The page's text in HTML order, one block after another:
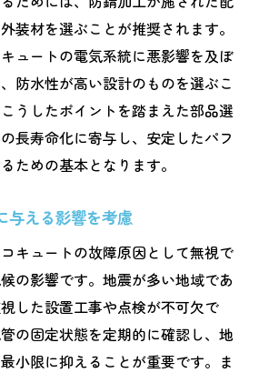
装材を選ぶことが推奨されます。
ュートの電気系統に悪影響を及ぼ
防水性が高い設計のものを選ぶこ
うしたポイントを踏まえた部品選
長寿命化に寄与し、安定したパフ
ための基本となります。
与える影響を考慮
キュートの故障原因として無視で
の影響です。地震が多い地域であ
した設置工事や点検が不可欠で
の固定状態を定期的に確認し、地
小限に抑えることが重要です。ま